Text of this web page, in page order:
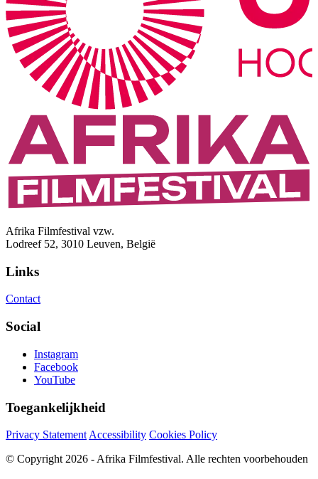
Afrika Filmfestival vzw.
Lodreef 52, 3010 Leuven, België
Links
Contact
Social
Instagram
Facebook
YouTube
Toegankelijkheid
Privacy Statement Accessibility Cookies Policy
© Copyright 2026 - Afrika Filmfestival. Alle rechten voorbehouden